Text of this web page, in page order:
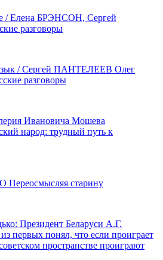
/ Елена БРЭНСОН, Сергей
разговоры
/ Сергей ПАНТЕЛЕЕВ Олег
разговоры
Ивановича Мошева
народ: трудный путь к
старину
Президент Беларуси А.Г.
первых понял, что если проиграет
пространстве проиграют